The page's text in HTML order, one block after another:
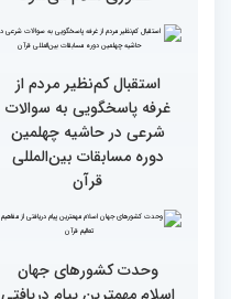
گزارش تصویری اولین روز
رقابت بخش بانوان چهلمین
دوره مسابقات بین المللی
قرآن کریم (بخش دوم)
سوم اسفند، نتایج مرحله
نهایی جشنواره تلاوت‌های
تقلیدی در بخش غیر
حضوری اعلام می‌شود